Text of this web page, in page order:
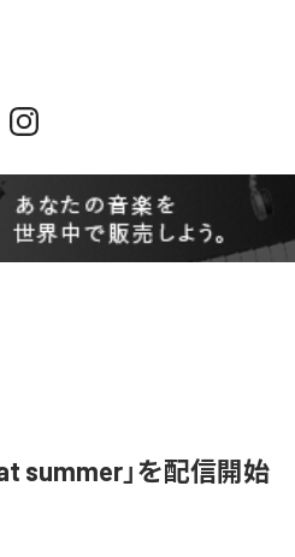
summer」を配信開始